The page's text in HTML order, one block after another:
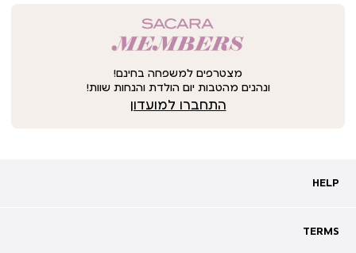
מצטרפים למשפחה בחינם!
ונהנים מהטבות יום הולדת והנחות שוות!
התחברו למועדון
HELP
HELP
שאלות ותשובות
TERMS
TERMS